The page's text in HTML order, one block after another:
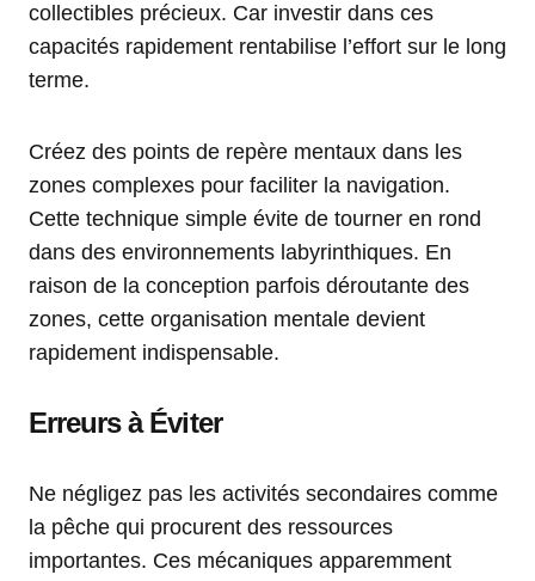
collectibles précieux. Car investir dans ces
capacités rapidement rentabilise l’effort sur le long
terme.
Créez des points de repère mentaux dans les
zones complexes pour faciliter la navigation.
Cette technique simple évite de tourner en rond
dans des environnements labyrinthiques. En
raison de la conception parfois déroutante des
zones, cette organisation mentale devient
rapidement indispensable.
Erreurs à Éviter
Ne négligez pas les activités secondaires comme
la pêche qui procurent des ressources
importantes. Ces mécaniques apparemment